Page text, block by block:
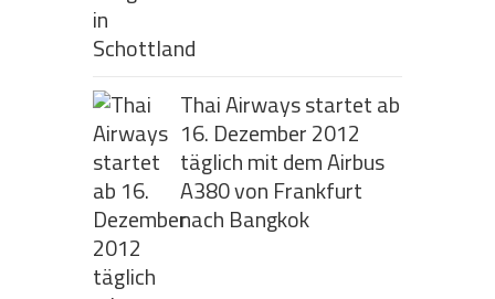
Thai Airways startet ab
16. Dezember 2012
täglich mit dem Airbus
A380 von Frankfurt
nach Bangkok